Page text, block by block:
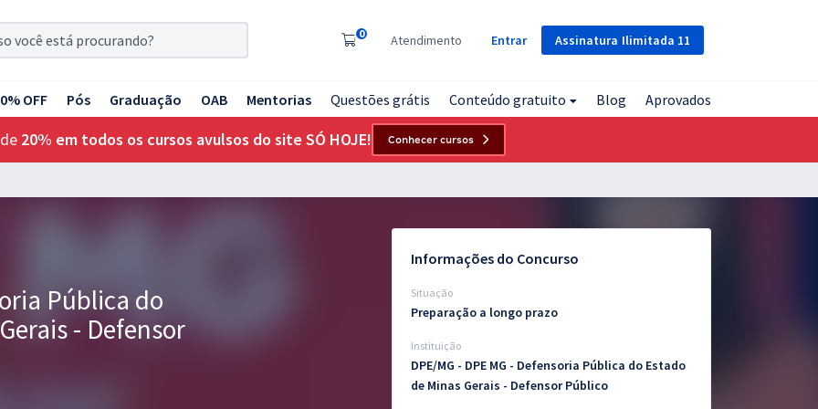
Assinatura Ilimitada 11
0 Atendimento Entrar
OFF Pós Graduação OAB Mentorias Questões grátis Conteúdo gratuito Blog Aprovados
20% em todos os cursos avulsos do site SÓ HOJE! Conhecer cursos
Pública do
- Defensor
Informações do Concurso
Situação
Preparação a longo prazo
Instituição
DPE/MG - DPE MG - Defensoria Pública do Estado
de Minas Gerais - Defensor Público